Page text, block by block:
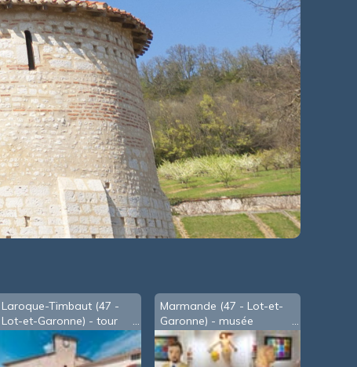
Laroque-Timbaut (47 -
Lot-et-Garonne) - tour
de l'horloge
Marmande (47 - Lot-et-
Garonne) - musée
Marzelle - Christian
Rampnoux -A- (2021)